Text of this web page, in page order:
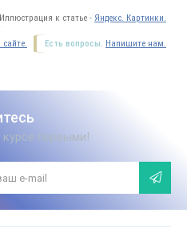
Иллюстрация к статье - Яндекс. Картинки.
Есть вопросы. Напишите нам.
курсе первыми!